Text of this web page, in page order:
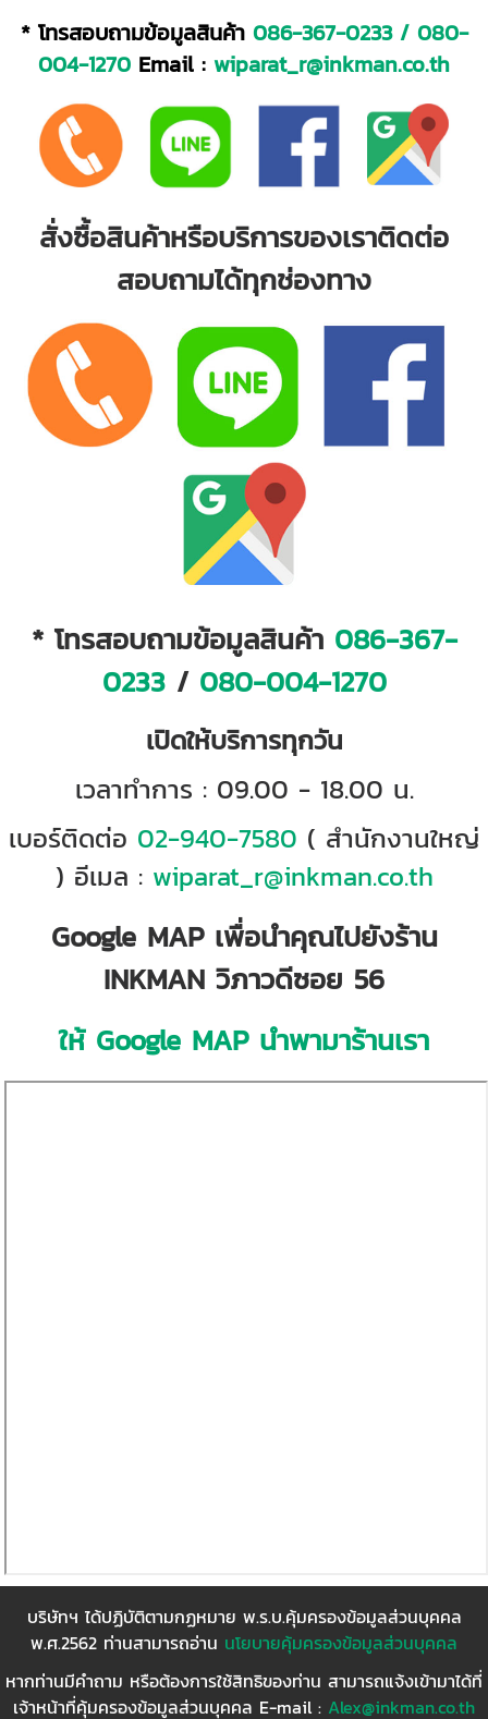
* โทรสอบถามข้อมูลสินค้า 086-367-0233/ 080-
004-1270 Email : wiparat_r@inkman.co.th
สั่งซื้อสินค้าหรือบริการของเราติดต่อ
สอบถามได้ทุกช่องทาง
* โทรสอบถามข้อมูลสินค้า 086-367-
0233/ 080-004-1270
เปิดให้บริการทุกวัน
เวลาทำการ : 09.00 - 18.00 น.
เบอร์ติดต่อ 02-940-7580 ( สำนักงานใหญ่
) อีเมล : wiparat_r@inkman.co.th
Google MAP เพื่อนำคุณไปยังร้าน
INKMAN วิภาวดีซอย 56
ให้ Google MAP นำพามาร้านเรา
บริษัทฯ ได้ปฏิบัติตามกฏหมาย พ.ร.บ.คุ้มครองข้อมูลส่วนบุคคล
พ.ศ.2562 ท่านสามารถอ่าน นโยบายคุ้มครองข้อมูลส่วนบุคคล
หากท่านมีคำถาม หรือต้องการใช้สิทธิของท่าน สามารถแจ้งเข้ามาได้ที่
เจ้าหน้าที่คุ้มครองข้อมูลส่วนบุคคล E-mail : Alex@inkman.co.th